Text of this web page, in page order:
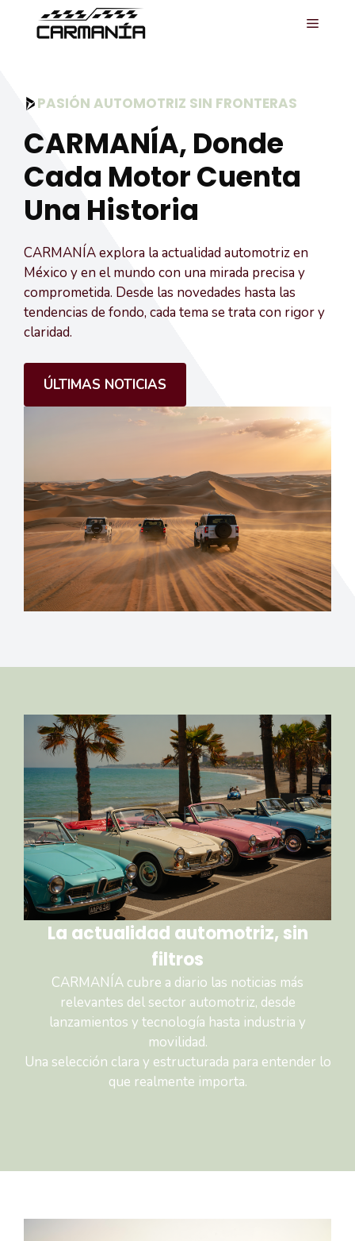
MENÚ
PASIÓN AUTOMOTRIZ SIN FRONTERAS
CARMANÍA, Donde
Cada Motor Cuenta
Una Historia
CARMANÍA explora la actualidad automotriz en
México y en el mundo con una mirada precisa y
comprometida. Desde las novedades hasta las
tendencias de fondo, cada tema se trata con rigor y
claridad.
ÚLTIMAS NOTICIAS
La actualidad automotriz, sin
filtros
CARMANÍA cubre a diario las noticias más
relevantes del sector automotriz, desde
lanzamientos y tecnología hasta industria y
movilidad.
Una selección clara y estructurada para entender lo
que realmente importa.